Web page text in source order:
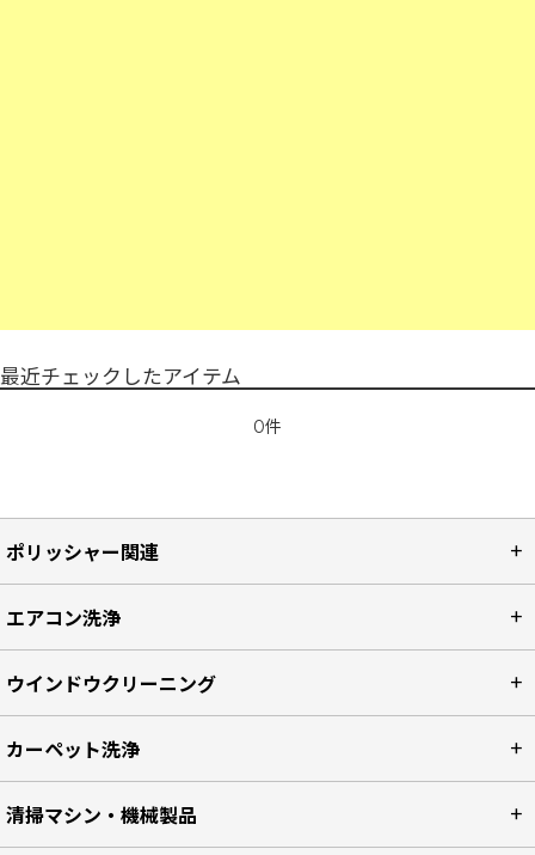
最近チェックしたアイテム
0件
ポリッシャー関連
エアコン洗浄
ウインドウクリーニング
カーペット洗浄
清掃マシン・機械製品